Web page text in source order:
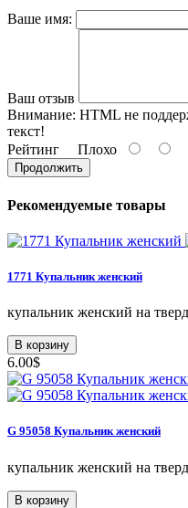
Ваше имя:
Ваш отзыв
Внимание: HTML не
текст!
Рейтинг Плохо
Продолжить
Рекомендуемые товары
1771 Купальник женский
купальник женский на
В корзину
6.00$
G 95058 Купальник женский
купальник женский на
В корзину